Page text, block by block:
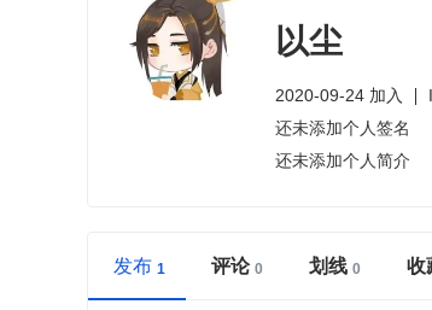
以尘
2020-09-24 加入
还未添加个人签名
还未添加个人简介
发布 评论 划线 收